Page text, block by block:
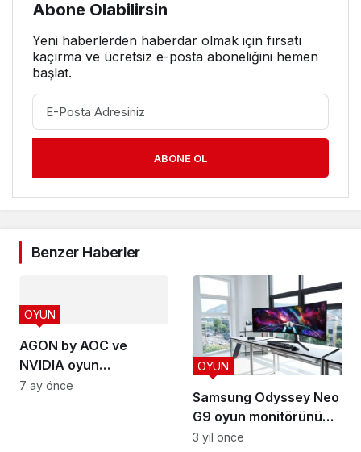
Abone Olabilirsin
Yeni haberlerden haberdar olmak için fırsatı
kaçırma ve ücretsiz e-posta aboneliğini hemen
başlat.
ABONE OL
Benzer Haberler
AGON by AOC ve
NVIDIA oyun
monitörlerinde
OYUN
7 ay önce
Samsung Odyssey Neo
G9 oyun monitörünü
tanıttı
OYUN
3 yıl önce